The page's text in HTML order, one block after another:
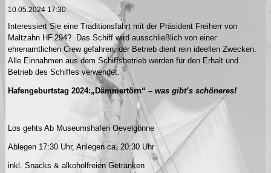
10.05.2024 17:30
Interessiert Sie eine Traditionsfahrt mit der Präsident Freiherr von
Maltzahn HF.294? Das Schiff wird ausschließlich von einer
ehrenamtlichen Crew gefahren, der Betrieb dient rein ideellen Zwecken.
Alle Einnahmen aus dem Schiffsbetrieb werden für den Erhalt und
Betrieb des Schiffes verwendet.
Hafengeburtstag 2024:„Dämmertörn“– was gibt’s schöneres!
Los gehts Ab Museumshafen Oevelgönne
Ablegen 17:30 Uhr, Anlegen ca. 20:30 Uhr
inkl. Snacks & alkoholfreien Getränken